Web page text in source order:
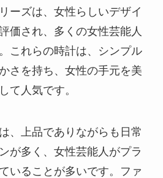
ーズは、女性らしいデザイ
価され、多くの女性芸能人
これらの時計は、シンプル
さを持ち、女性の手元を美
て人気です。
、上品でありながらも日常
が多く、女性芸能人がプラ
いることが多いです。ファ